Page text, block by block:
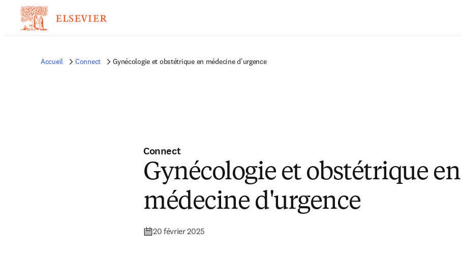
Accueil Connect Gynécologie et obstétrique en médecine d'urgence
Connect
Gynécologie et obstétrique en
médecine d'urgence
20 février 2025